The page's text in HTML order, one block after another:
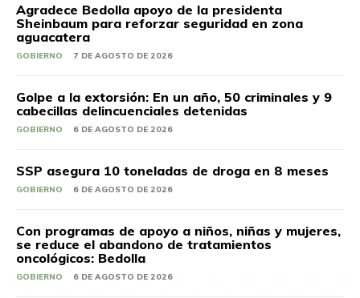
Agradece Bedolla apoyo de la presidenta
Sheinbaum para reforzar seguridad en zona
aguacatera
GOBIERNO 7 DE AGOSTO DE 2026
Golpe a la extorsión: En un año, 50 criminales y 9
cabecillas delincuenciales detenidas
GOBIERNO 6 DE AGOSTO DE 2026
SSP asegura 10 toneladas de droga en 8 meses
GOBIERNO 6 DE AGOSTO DE 2026
Con programas de apoyo a niños, niñas y mujeres,
se reduce el abandono de tratamientos
oncológicos: Bedolla
GOBIERNO 6 DE AGOSTO DE 2026